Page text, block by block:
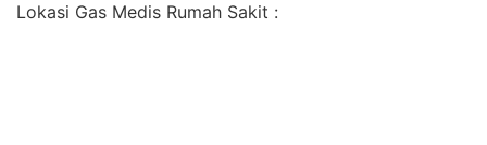
Lokasi Gas Medis Rumah Sakit :